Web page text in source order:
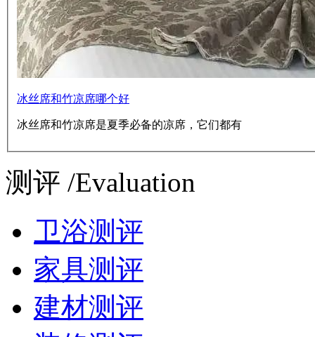
冰丝席和竹凉席哪个好
冰丝席和竹凉席是夏季必备的凉席，它们都有
测评 /Evaluation
卫浴测评
家具测评
建材测评